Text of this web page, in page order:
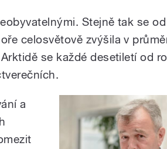
Stejně tak se
celosvětově zvýšila v
se každé desetiletí od
a